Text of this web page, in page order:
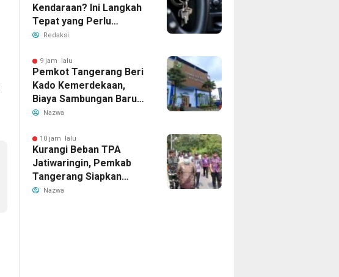
Kendaraan? Ini Langkah
Tepat yang Perlu
Dilakukan
Redaksi
9 jam lalu
Pemkot Tangerang Beri
Kado Kemerdekaan,
Biaya Sambungan Baru
Air Bersih Dipangkas
Nazwa
10 jam lalu
Kurangi Beban TPA
Jatiwaringin, Pemkab
Tangerang Siapkan
TPS3R Baru di Tigaraksa
Nazwa